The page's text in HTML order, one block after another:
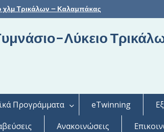
χλμ Τρικάλων – Καλαμπάκας
Λύκειο
Προγράμματα eTwinning
Ανακοινώσεις